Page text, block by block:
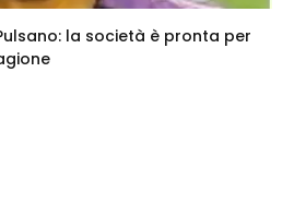
la società è pronta per